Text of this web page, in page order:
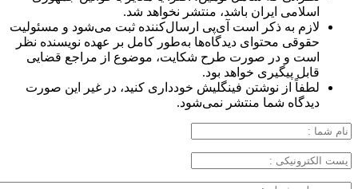
اسلامی ایران باشد، منتشر نخواهد شد.
لازم به ذکر است آی‌پی ارسال‌کننده ثبت می‌شود و مسئولیت
حقوقی محتوای دیدگاه‌ها به‌طور کامل بر عهده نویسنده نظر
است و در صورت طرح شکایت، موضوع از مراجع قضایی
قابل پیگیری خواهد بود.
لطفاً از نوشتن فینگلیش خودداری کنید، در غیر این صورت
دیدگاه شما منتشر نمی‌شود.